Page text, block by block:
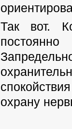
Так вот.
охрану